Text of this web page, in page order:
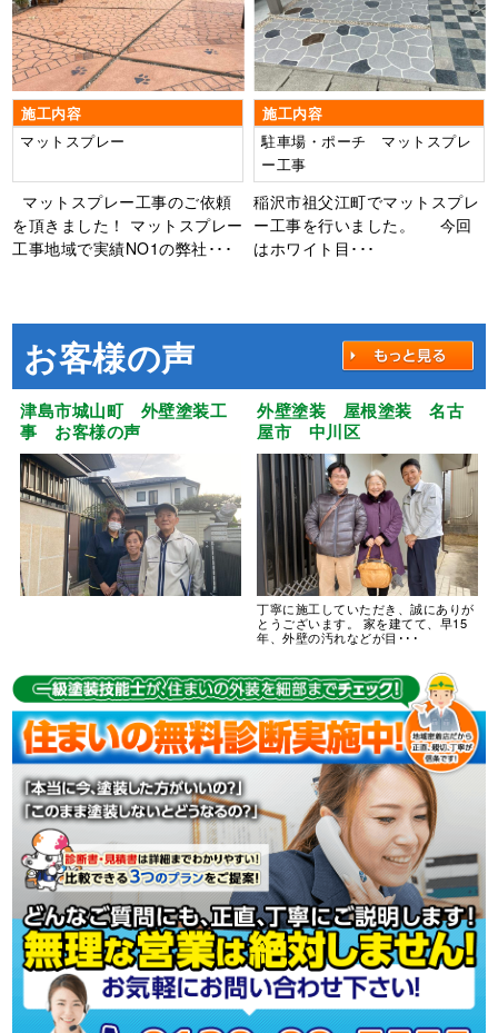
施工内容
マットスプレー
マットスプレー工事のご依頼
を頂きました！ マットスプレー
工事地域で実績NO1の弊社･･･
施工内容
駐車場・ポーチ マットスプレ
ー工事
稲沢市祖父江町でマットスプレ
ー工事を行いました。 今回
はホワイト目･･･
お客様の声
津島市城山町 外壁塗装工
事 お客様の声
外壁塗装 屋根塗装 名古
屋市 中川区
丁寧に施工していただき、誠にありが
とうございます。 家を建てて、早15
年、外壁の汚れなどが目･･･